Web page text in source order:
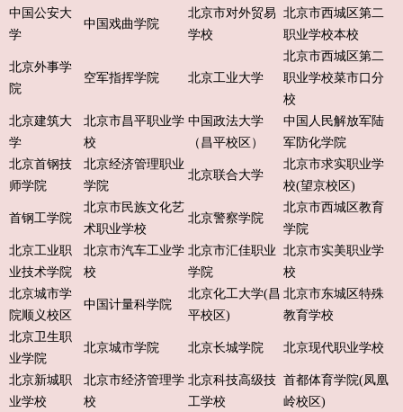
中国公安大
学
中国戏曲学院
北京市对外贸易
学校
北京市西城区第二
职业学校本校
北京外事学
院
空军指挥学院 北京工业大学
北京市西城区第二
职业学校菜市口分
校
北京建筑大
学
北京市昌平职业学
校
中国政法大学
（昌平校区）
中国人民解放军陆
军防化学院
北京首钢技
师学院
北京经济管理职业
学院
北京联合大学
北京市求实职业学
校(望京校区)
首钢工学院
北京市民族文化艺
术职业学校
北京警察学院
北京市西城区教育
学院
北京工业职
业技术学院
北京市汽车工业学
校
北京市汇佳职业
学院
北京市实美职业学
校
北京城市学
院顺义校区
中国计量科学院
北京化工大学(昌
平校区)
北京市东城区特殊
教育学校
北京卫生职
业学院
北京城市学院 北京长城学院 北京现代职业学校
北京新城职
业学校
北京市经济管理学
校
北京科技高级技
工学校
首都体育学院(凤凰
岭校区)